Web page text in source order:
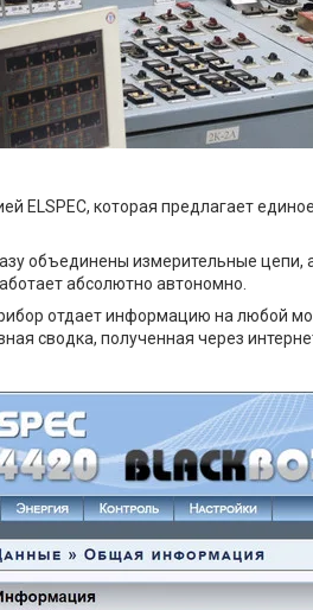
ELSPEC, которая предлагает
объединены измерительные цепи,
абсолютно автономно.
отдает информацию на любой
сводка, полученная через